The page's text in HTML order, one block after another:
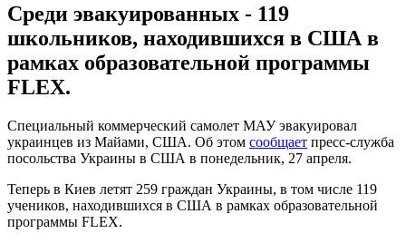
Среди эвакуированных - 119
школьников, находившихся в США в
рамках образовательной программы
FLEX.
Специальный коммерческий самолет МАУ эвакуировал
украинцев из Майами, США. Об этом сообщает пресс-служба
посольства Украины в США в понедельник, 27 апреля.
Теперь в Киев летят 259 граждан Украины, в том числе 119
учеников, находившихся в США в рамках образовательной
программы FLEX.